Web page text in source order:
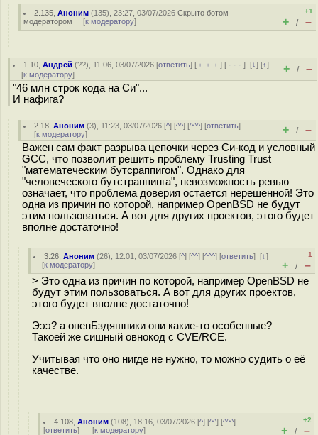
2.135 ,Аноним (135), 23:27, 03/07/2026Скрыто ботом-
модератором [к модератору]
+1
+ / –
1.10 ,Андрей (??), 11:06, 03/07/2026 [ответить] [ ﹢﹢﹢] [ · · ·][↓] [↑]
[к модератору] + / –
"46 млн строк кода на Си"...
И нафига?
2.18 ,Аноним (3), 11:23, 03/07/2026 [^] [^^] [^^^] [ответить]
[к модератору] + / –
Важен сам факт разрыва цепочки через Си-код и условный
GCC, что позволит решить проблему Trusting Trust
"математеческим бутсраппигом". Однако для
"человеческого бутстраппинга", невозможность ревью
означает, что проблема доверия остается нерешенной! Это
одна из причин по которой, например OpenBSD не будут
этим пользоваться. А вот для других проектов, этого будет
вполне достаточно!
3.26 ,Аноним (26), 12:01, 03/07/2026 [^] [^^] [^^^] [ответить][↓]
[к модератору]
–1
+ / –
> Это одна из причин по которой, например OpenBSD не
будут этим пользоваться. А вот для других проектов,
этого будет вполне достаточно!
Эээ? а опенБздяшники они какие-то особенные?
Такоей же сишный овнокод с CVE/RCE.
Учитывая что оно нигде не нужно, то можно судить о её
качестве.
4.108 ,Аноним (108), 18:16, 03/07/2026 [^] [^^] [^^^]
[ответить] [к модератору]
+2
+ / –